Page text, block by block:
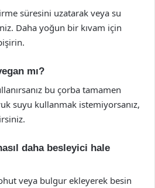
süresini uzatarak veya su
Daha yoğun bir kıvam için
mı?
bu çorba tamamen
suyu kullanmak istemiyorsanız,
daha besleyici hale
veya bulgur ekleyerek besin